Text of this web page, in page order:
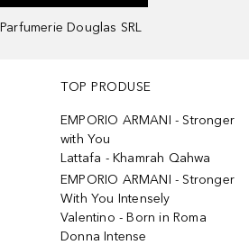
Parfumerie Douglas SRL
TOP PRODUSE
EMPORIO ARMANI - Stronger
with You
Lattafa - Khamrah Qahwa
EMPORIO ARMANI - Stronger
With You Intensely
Valentino - Born in Roma
Donna Intense